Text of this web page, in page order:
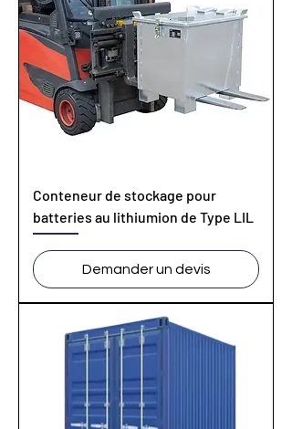
Conteneur de stockage pour
batteries au lithiumion de Type LIL
Demander un devis